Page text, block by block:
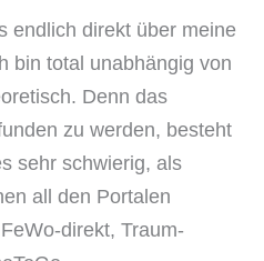
endlich direkt über meine
bin total unabhängig von
Denn das
zu werden, besteht
sehr schwierig, als
all den Portalen
direkt, Traum-